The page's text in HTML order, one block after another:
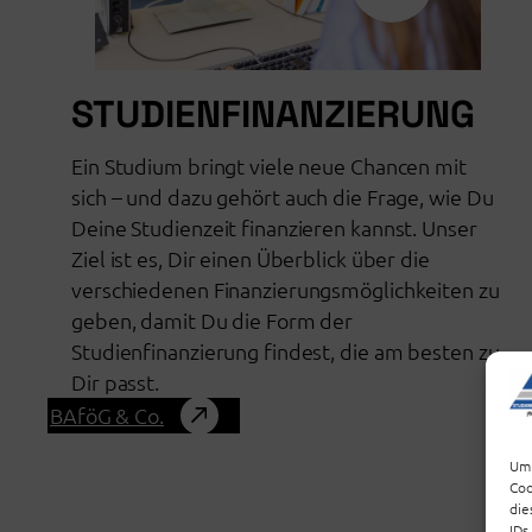
STUDIENFINANZIERUNG
Ein Studium bringt viele neue Chancen mit
sich – und dazu gehört auch die Frage, wie Du
Deine Studienzeit finanzieren kannst. Unser
Ziel ist es, Dir einen Überblick über die
verschiedenen Finanzierungsmöglichkeiten zu
geben, damit Du die Form der
Studienfinanzierung findest, die am besten zu
Dir passt.
BAföG & Co.